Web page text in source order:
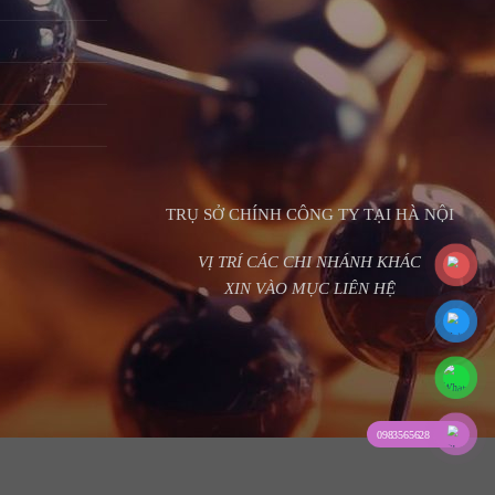
TRỤ SỞ CHÍNH CÔNG TY TẠI HÀ NỘI
VỊ TRÍ CÁC CHI NHÁNH KHÁC
XIN VÀO MỤC LIÊN HỆ
0983565628